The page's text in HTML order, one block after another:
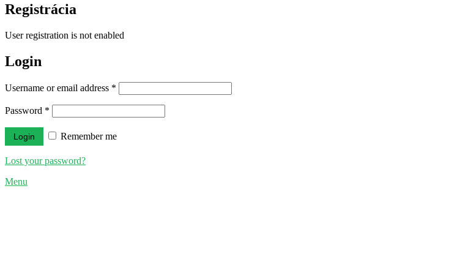
Registrácia
User registration is not enabled
Login
Username or email address *
Password *
Remember me
Lost your password?
Menu